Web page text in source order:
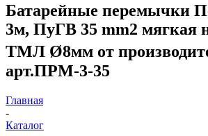
Батарейные перемычки
3м, ПуГВ 35 mm2 мягкая
ТМЛ Ø8мм от
арт.ПРМ-3-35
Главная
-
Каталог